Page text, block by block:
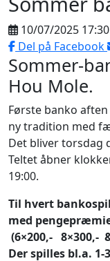
10/07/2025 17:30
Del på Facebook
Sommer-
Hou Mole.
Første banko
ny tradition med
Det bliver torsdag
Teltet åbner
19:00.
Til hvert
med
(6×200,- 8×300,-
Der spilles bl.a.